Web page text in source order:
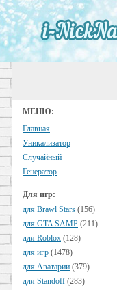
МЕНЮ:
Главная
Уникализатор
Случайный
Генератор
Для игр:
для Brawl Stars (156)
для GTA SAMP (211)
для Roblox (128)
для игр (1478)
для Аватарии (379)
для Standoff (283)